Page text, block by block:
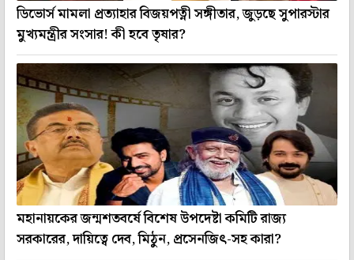
ডিভোর্স মামলা প্রত্যাহার বিজয়পত্নী সঙ্গীতার, জুড়ছে সুপারস্টার
মুখ্যমন্ত্রীর সংসার! কী হবে তৃষার?
মহানায়কের জন্মশতবর্ষে বিশেষ উপদেষ্টা কমিটি রাজ্য
সরকারের, দায়িত্বে দেব, মিঠুন, প্রসেনজিৎ-সহ কারা?